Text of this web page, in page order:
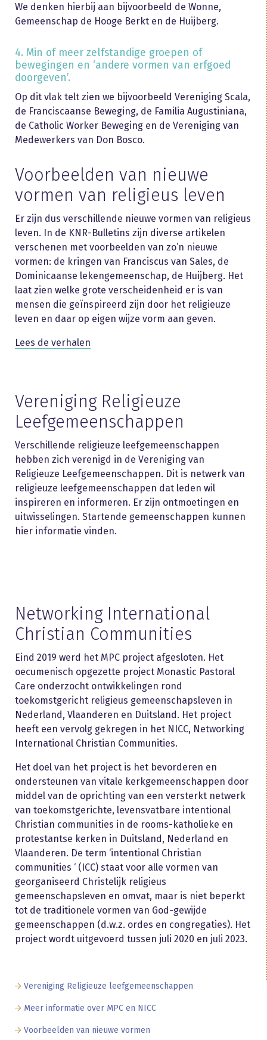
We denken hierbij aan bijvoorbeeld de Wonne,
Gemeenschap de Hooge Berkt en de Huijberg.
4. Min of meer zelfstandige groepen of
bewegingen en ‘andere vormen van erfgoed
doorgeven’.
Op dit vlak telt zien we bijvoorbeeld Vereniging Scala,
de Franciscaanse Beweging, de Familia Augustiniana,
de Catholic Worker Beweging en de Vereniging van
Medewerkers van Don Bosco.
Voorbeelden van nieuwe
vormen van religieus leven
Er zijn dus verschillende nieuwe vormen van religieus
leven. In de KNR-Bulletins zijn diverse artikelen
verschenen met voorbeelden van zo’n nieuwe
vormen: de kringen van Franciscus van Sales, de
Dominicaanse lekengemeenschap, de Huijberg. Het
laat zien welke grote verscheidenheid er is van
mensen die geïnspireerd zijn door het religieuze
leven en daar op eigen wijze vorm aan geven.
Lees de verhalen
Vereniging Religieuze
Leefgemeenschappen
Verschillende religieuze leefgemeenschappen
hebben zich verenigd in de Vereniging van
Religieuze Leefgemeenschappen. Dit is netwerk van
religieuze leefgemeenschappen dat leden wil
inspireren en informeren. Er zijn ontmoetingen en
uitwisselingen. Startende gemeenschappen kunnen
hier informatie vinden.
Networking International
Christian Communities
Eind 2019 werd het MPC project afgesloten. Het
oecumenisch opgezette project Monastic Pastoral
Care onderzocht ontwikkelingen rond
toekomstgericht religieus gemeenschapsleven in
Nederland, Vlaanderen en Duitsland. Het project
heeft een vervolg gekregen in het NICC, Networking
International Christian Communities.
Het doel van het project is het bevorderen en
ondersteunen van vitale kerkgemeenschappen door
middel van de oprichting van een versterkt netwerk
van toekomstgerichte, levensvatbare intentional
Christian communities in de rooms-katholieke en
protestantse kerken in Duitsland, Nederland en
Vlaanderen. De term ‘intentional Christian
communities ‘ (ICC) staat voor alle vormen van
georganiseerd Christelijk religieus
gemeenschapsleven en omvat, maar is niet beperkt
tot de traditionele vormen van God-gewijde
gemeenschappen (d.w.z. ordes en congregaties). Het
project wordt uitgevoerd tussen juli 2020 en juli 2023.
Vereniging Religieuze leefgemeenschappen
Meer informatie over MPC en NICC
Voorbeelden van nieuwe vormen